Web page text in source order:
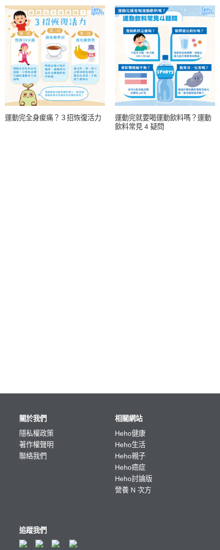
運動完全身痠痛？３招恢復活力
運動完就要喝運動飲料嗎？運動
飲料常見 4 疑問
關於我們
隱私權政策
著作權聲明
聯絡我們
相關網站
Heho健康
Heho生活
Heho親子
Heho癌症
Heho討論版
營養 N 次方
追蹤我們